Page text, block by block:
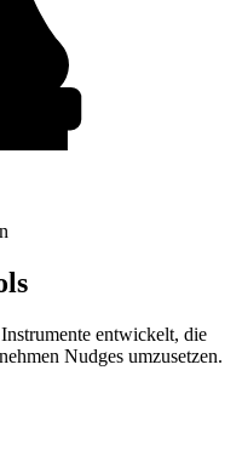
entwickelt, die
Nudges umzusetzen.